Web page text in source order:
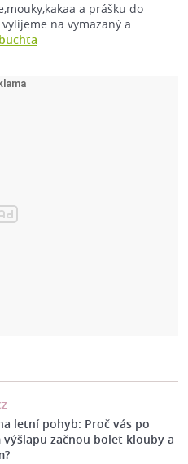
a prášku do
na vymazaný a
letní pohyb: Proč vás po
výšlapu začnou bolet klouby a